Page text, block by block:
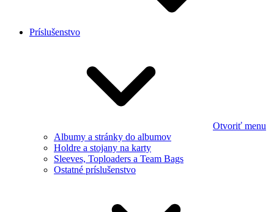
Príslušenstvo
Otvoriť menu
Albumy a stránky do albumov
Holdre a stojany na karty
Sleeves, Toploaders a Team Bags
Ostatné príslušenstvo